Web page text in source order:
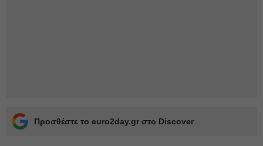
Προσθέστε το euro2day.gr στο Discover